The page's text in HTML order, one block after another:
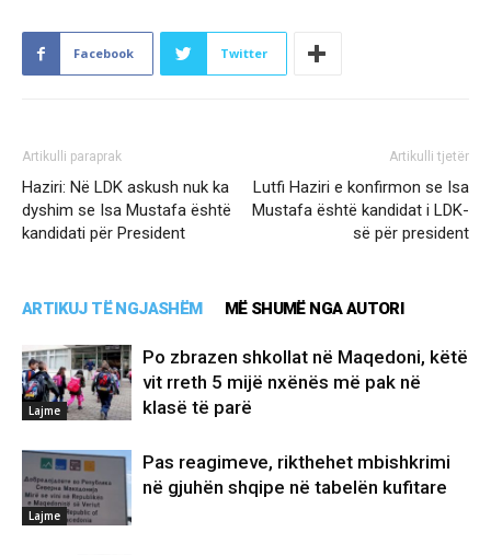
Facebook Twitter
Artikulli paraprak
Haziri: Në LDK askush nuk ka
dyshim se Isa Mustafa është
kandidati për President
Artikulli tjetër
Lutfi Haziri e konfirmon se Isa
Mustafa është kandidat i LDK-
së për president
ARTIKUJ TË NGJASHËM MË SHUMË NGA AUTORI
Lajme
Po zbrazen shkollat në Maqedoni, këtë
vit rreth 5 mijë nxënës më pak në
klasë të parë
Lajme
Pas reagimeve, rikthehet mbishkrimi
në gjuhën shqipe në tabelën kufitare